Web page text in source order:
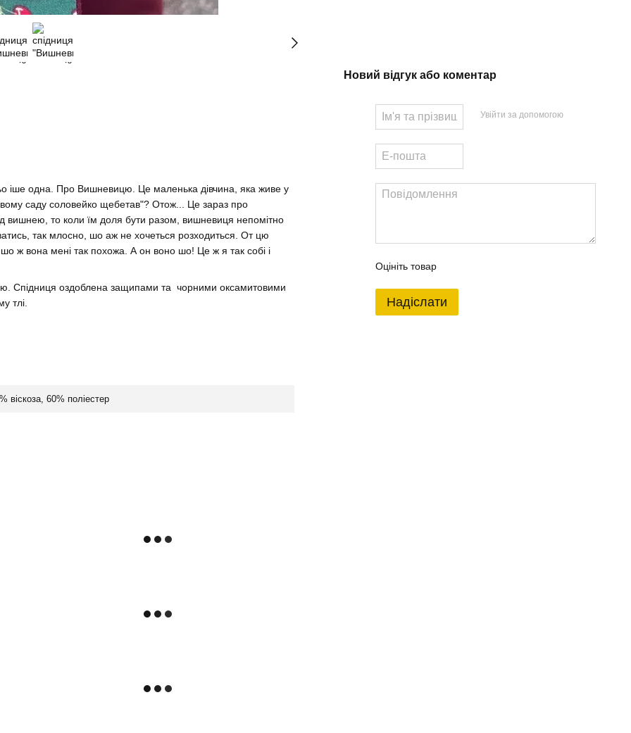
Новий відгук або коментар
Увійти за допомогою
Оцініть товар
Надіслати
іше одна. Про Вишневицю. Це маленька дівчина, яка живе у
саду соловейко щебетав"? Отож... Це зараз про
вишнею, то коли їм доля бути разом, вишневиця непомітно
так млосно, шо аж не хочеться розходиться. От цю
ж вона мені так похожа. А он воно шо! Це ж я так собі і
Спідниця оздоблена защипами та чорними оксамитовими
тлі.
віскоза, 60% поліестер